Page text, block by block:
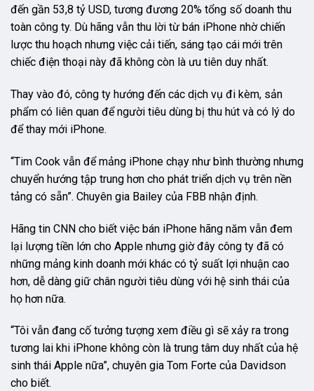
đến gần 53,8 tỷ USD, tương đương 20% tổng số doanh thu
toàn công ty. Dù hãng vẫn thu lời từ bán iPhone nhờ chiến
lược thu hoạch nhưng việc cải tiến, sáng tạo cái mới trên
chiếc điện thoại này đã không còn là ưu tiên duy nhất.
Thay vào đó, công ty hướng đến các dịch vụ đi kèm, sản
phẩm có liên quan để người tiêu dùng bị thu hút và có lý do
để thay mới iPhone.
“Tim Cook vẫn để mảng iPhone chạy như bình thường nhưng
chuyển hướng tập trung hơn cho phát triển dịch vụ trên nền
tảng có sẵn”. Chuyên gia Bailey của FBB nhận định.
Hãng tin CNN cho biết việc bán iPhone hãng năm vẫn đem
lại lượng tiền lớn cho Apple nhưng giờ đây công ty đã có
những mảng kinh doanh mới khác có tỷ suất lợi nhuận cao
hơn, dễ dàng giữ chân người tiêu dùng với hệ sinh thái của
họ hơn nữa.
“Tôi vẫn đang cố tưởng tượng xem điều gì sẽ xảy ra trong
tương lai khi iPhone không còn là trung tâm duy nhất của hệ
sinh thái Apple nữa”, chuyên gia Tom Forte của Davidson
cho biết.